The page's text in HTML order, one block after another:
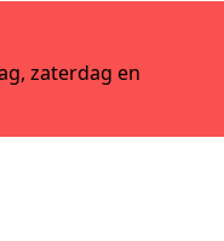
zaterdag en